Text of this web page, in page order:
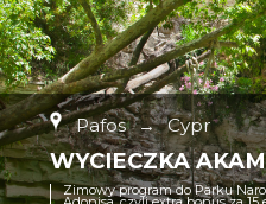
Pafos → Cypr
WYCIECZKA
Zimowy program do Parku